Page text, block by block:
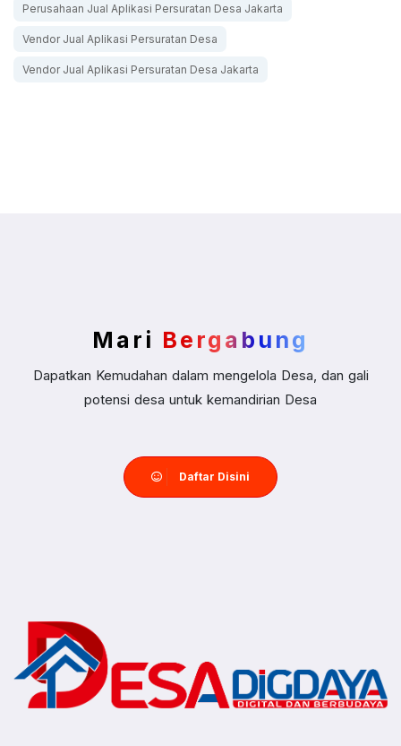
Perusahaan Jual Aplikasi Persuratan Desa Jakarta
Vendor Jual Aplikasi Persuratan Desa
Vendor Jual Aplikasi Persuratan Desa Jakarta
Mari Bergabung
Dapatkan Kemudahan dalam mengelola Desa, dan gali
potensi desa untuk kemandirian Desa
Daftar Disini